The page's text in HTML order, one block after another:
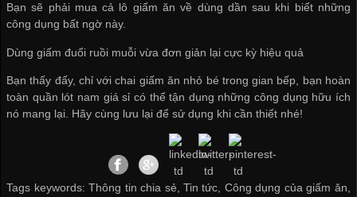
Bạn sẽ phải mua cả lô giấm ăn về dùng dần sau khi biết những
công dụng bất ngờ này.
Dùng giấm đuổi ruồi muỗi vừa đơn giản lại cực kỳ hiệu quả
Bạn thấy đấy, chỉ với chai giấm ăn nhỏ bé trong gian bếp, bạn hoàn
toàn quần lót nam giá sỉ có thể tận dụng những công dụng hữu ích
nó mang lại. Hãy cùng lưu lại để sử dụng khi cần thiết nhé!
Tags keywords: Thông tin chia sẻ, Tin tức, Công dụng của giấm ăn,